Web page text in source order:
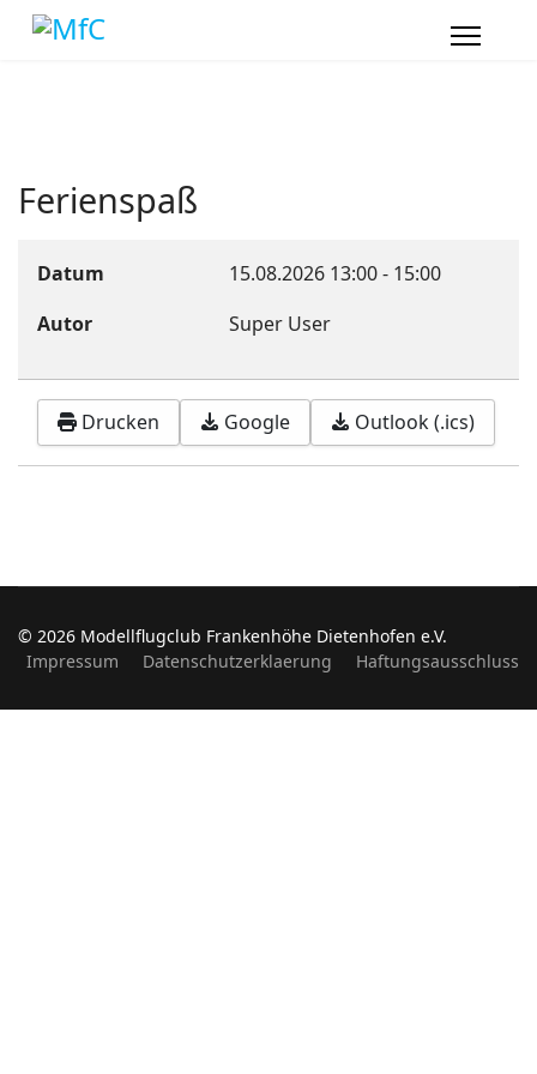
Ferienspaß
Datum 15.08.2026 13:00- 15:00
Autor
Super User
Drucken Google Outlook (.ics)
© 2026 Modellflugclub Frankenhöhe Dietenhofen e.V.
Impressum
Datenschutzerklaerung Haftungsausschluss